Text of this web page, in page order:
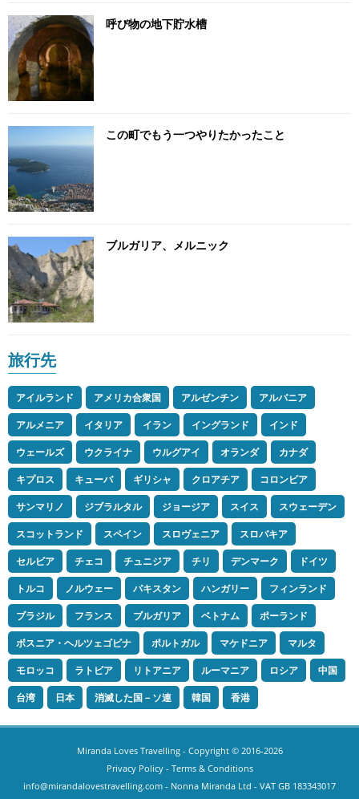
呼び物の地下貯水槽
この町でもう一つやりたかったこと
ブルガリア、メルニック
旅行先
アイルランド アメリカ合衆国 アルゼンチン
アルバニア
アルメニア
イタリア イラン イングランド
インド
ウェールズ
ウクライナ ウルグアイ オランダ
カナダ
キプロス
キューバ ギリシャ クロアチア
コロンビア
サンマリノ
ジブラルタル ジョージア スイス
スウェーデン
スコットランド
スペイン スロヴェニア
スロバキア
セルビア
チェコ チュニジア チリ デンマーク
ドイツ
トルコ
ノルウェー パキスタン ハンガリー
フィンランド
ブラジル
フランス ブルガリア ベトナム
ポーランド
ボスニア・ヘルツェゴビナ
ポルトガル マケドニア
マルタ
モロッコ
ラトビア リトアニア ルーマニア ロシア
中国
台湾
日本 消滅した国－ソ連 韓国 香港
Miranda Loves Travelling- Copyright © 2016-2026
Privacy Policy- Terms & Conditions
info@mirandalovestravelling.com - Nonna Miranda Ltd - VAT GB 183343017